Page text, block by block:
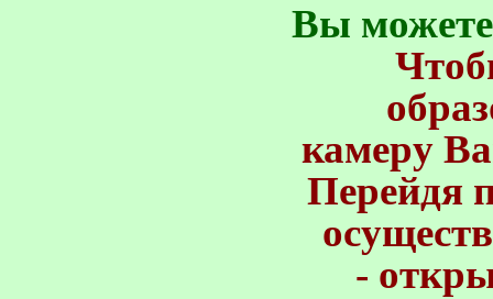
Вы
камеру
Перейдя
-